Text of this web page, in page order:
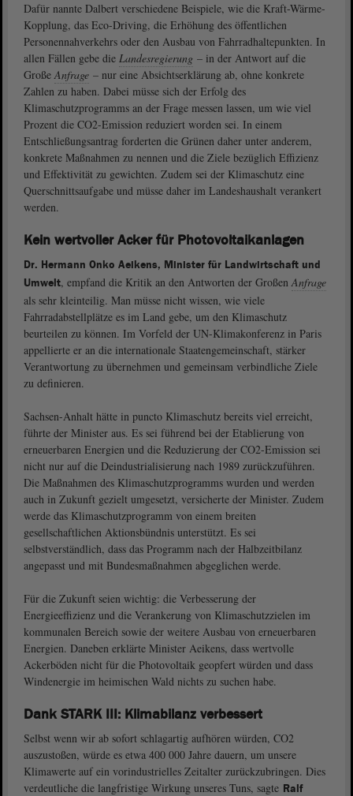
Dafür nannte Dalbert verschiedene Beispiele, wie die Kraft-Wärme-
Kopplung, das Eco-Driving, die Erhöhung des öffentlichen
Personennahverkehrs oder den Ausbau von Fahrradhaltepunkten. In
allen Fällen gebe die Landesregierung – in der Antwort auf die
GroßeAnfrage – nur eine Absichtserklärung ab, ohne konkrete
Zahlen zu haben. Dabei müsse sich der Erfolg des
Klimaschutzprogramms an der Frage messen lassen, um wie viel
Prozent die CO2-Emission reduziert worden sei. In einem
Entschließungsantrag forderten die Grünen daher unter anderem,
konkrete Maßnahmen zu nennen und die Ziele bezüglich Effizienz
und Effektivität zu gewichten. Zudem sei der Klimaschutz eine
Querschnittsaufgabe und müsse daher im Landeshaushalt verankert
werden.
Kein wertvoller Acker für Photovoltaikanlagen
Dr. Hermann Onko Aeikens, Minister für Landwirtschaft und
Umwelt, empfand die Kritik an den Antworten der GroßenAnfrage
als sehr kleinteilig. Man müsse nicht wissen, wie viele
Fahrradabstellplätze es im Land gebe, um den Klimaschutz
beurteilen zu können. Im Vorfeld der UN-Klimakonferenz in Paris
appellierte er an die internationale Staatengemeinschaft, stärker
Verantwortung zu übernehmen und gemeinsam verbindliche Ziele
zu definieren.
Sachsen-Anhalt hätte in puncto Klimaschutz bereits viel erreicht,
führte der Minister aus. Es sei führend bei der Etablierung von
erneuerbaren Energien und die Reduzierung der CO2-Emission sei
nicht nur auf die Deindustrialisierung nach 1989 zurückzuführen.
Die Maßnahmen des Klimaschutzprogramms wurden und werden
auch in Zukunft gezielt umgesetzt, versicherte der Minister. Zudem
werde das Klimaschutzprogramm von einem breiten
gesellschaftlichen Aktionsbündnis unterstützt. Es sei
selbstverständlich, dass das Programm nach der Halbzeitbilanz
angepasst und mit Bundesmaßnahmen abgeglichen werde.
Für die Zukunft seien wichtig: die Verbesserung der
Energieeffizienz und die Verankerung von Klimaschutzzielen im
kommunalen Bereich sowie der weitere Ausbau von erneuerbaren
Energien. Daneben erklärte Minister Aeikens, dass wertvolle
Ackerböden nicht für die Photovoltaik geopfert würden und dass
Windenergie im heimischen Wald nichts zu suchen habe.
Dank STARK III: Klimabilanz verbessert
Selbst wenn wir ab sofort schlagartig aufhören würden, CO2
auszustoßen, würde es etwa 400 000 Jahre dauern, um unsere
Klimawerte auf ein vorindustrielles Zeitalter zurückzubringen. Dies
verdeutliche die langfristige Wirkung unseres Tuns, sagte Ralf